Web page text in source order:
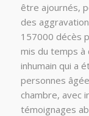
être ajournés,
des
157000 décès
mis du temps
inhumain qui a
personnes
chambre, avec
témoignages